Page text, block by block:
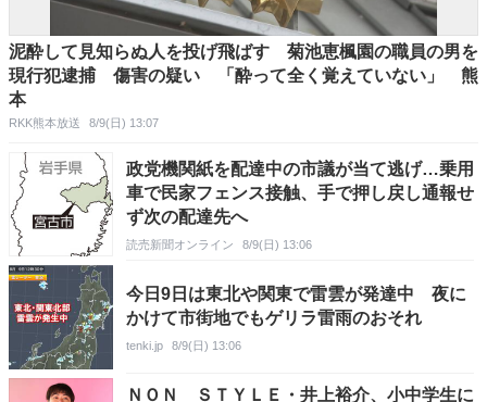
泥酔して見知らぬ人を投げ飛ばす 菊池恵楓園の職員の男を
現行犯逮捕 傷害の疑い 「酔って全く覚えていない」 熊
本
RKK熊本放送 8/9(日) 13:07
政党機関紙を配達中の市議が当て逃げ…乗用
車で民家フェンス接触、手で押し戻し通報せ
ず次の配達先へ
読売新聞オンライン 8/9(日) 13:06
今日9日は東北や関東で雷雲が発達中 夜に
かけて市街地でもゲリラ雷雨のおそれ
tenki.jp 8/9(日) 13:06
ＮＯＮ ＳＴＹＬＥ・井上裕介、小中学生に